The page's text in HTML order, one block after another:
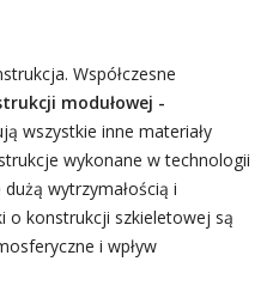
Współczesne
modułowej -
wszystkie inne materiały
wykonane w technologii
wytrzymałością i
o konstrukcji szkieletowej są
i wpływ